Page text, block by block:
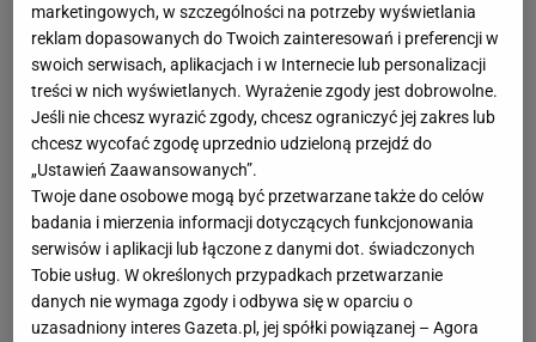
marketingowych, w szczególności na potrzeby wyświetlania
reklam dopasowanych do Twoich zainteresowań i preferencji w
swoich serwisach, aplikacjach i w Internecie lub personalizacji
treści w nich wyświetlanych. Wyrażenie zgody jest dobrowolne.
Jeśli nie chcesz wyrazić zgody, chcesz ograniczyć jej zakres lub
chcesz wycofać zgodę uprzednio udzieloną przejdź do
„Ustawień Zaawansowanych”.
Twoje dane osobowe mogą być przetwarzane także do celów
badania i mierzenia informacji dotyczących funkcjonowania
serwisów i aplikacji lub łączone z danymi dot. świadczonych
Tobie usług. W określonych przypadkach przetwarzanie
danych nie wymaga zgody i odbywa się w oparciu o
uzasadniony interes Gazeta.pl, jej spółki powiązanej – Agora